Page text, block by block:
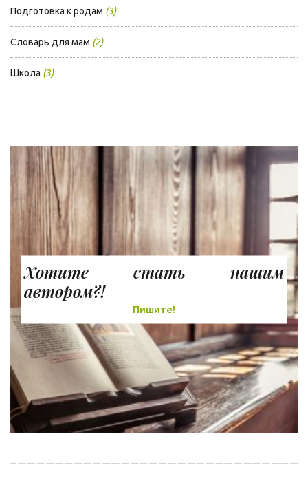
Подготовка к родам (3)
Словарь для мам (2)
Школа (3)
Хотите стать нашим
автором?!
Пишите!